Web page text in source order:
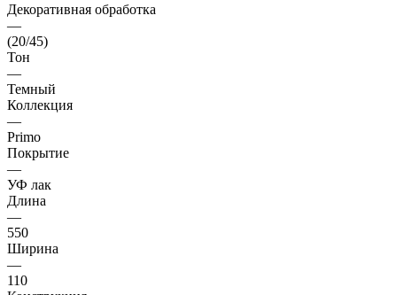
Декоративная обработка
—
(20/45)
Тон
—
Темный
Коллекция
—
Primo
Покрытие
—
УФ лак
Длина
—
550
Ширина
—
110